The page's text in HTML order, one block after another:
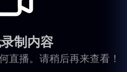
制内容
直播。请稍后再来查看！